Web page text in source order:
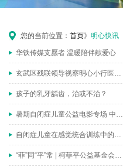
您的当前位置： 首页 》 明心快讯
华铁传媒支愿者 温暖陪伴献爱心
玄武区残联领导视察明心小行医院儿童发展中心
孩子的乳牙龋齿，治或不治？
暑期自闭症儿童公益电影专场 中北爱心车队志愿者爱心活动
自闭症儿童在感觉统合训练中的原则
“菲”同“平”常 | 柯菲平公益基金会暑期公益融合体验活动